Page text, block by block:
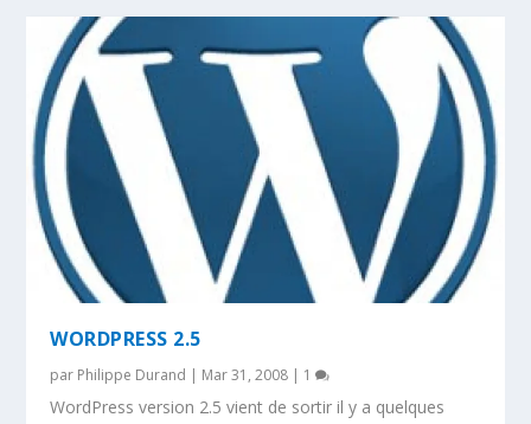
WORDPRESS 2.5
par Philippe Durand | Mar 31, 2008 | 1
WordPress version 2.5 vient de sortir il y a quelques